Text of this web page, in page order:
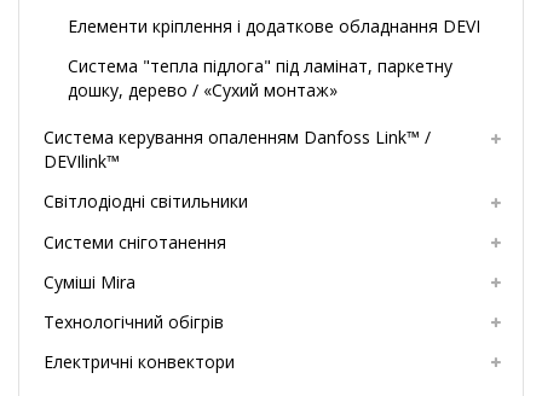
Елементи кріплення і додаткове обладнання DEVI
Система "тепла підлога" під ламінат, паркетну
дошку, дерево / «Сухий монтаж»
Система керування опаленням Danfoss Link™ /
DEVIlink™
Світлодіодні світильники
Системи сніготанення
Суміші Mira
Технологічний обігрів
Електричні конвектори